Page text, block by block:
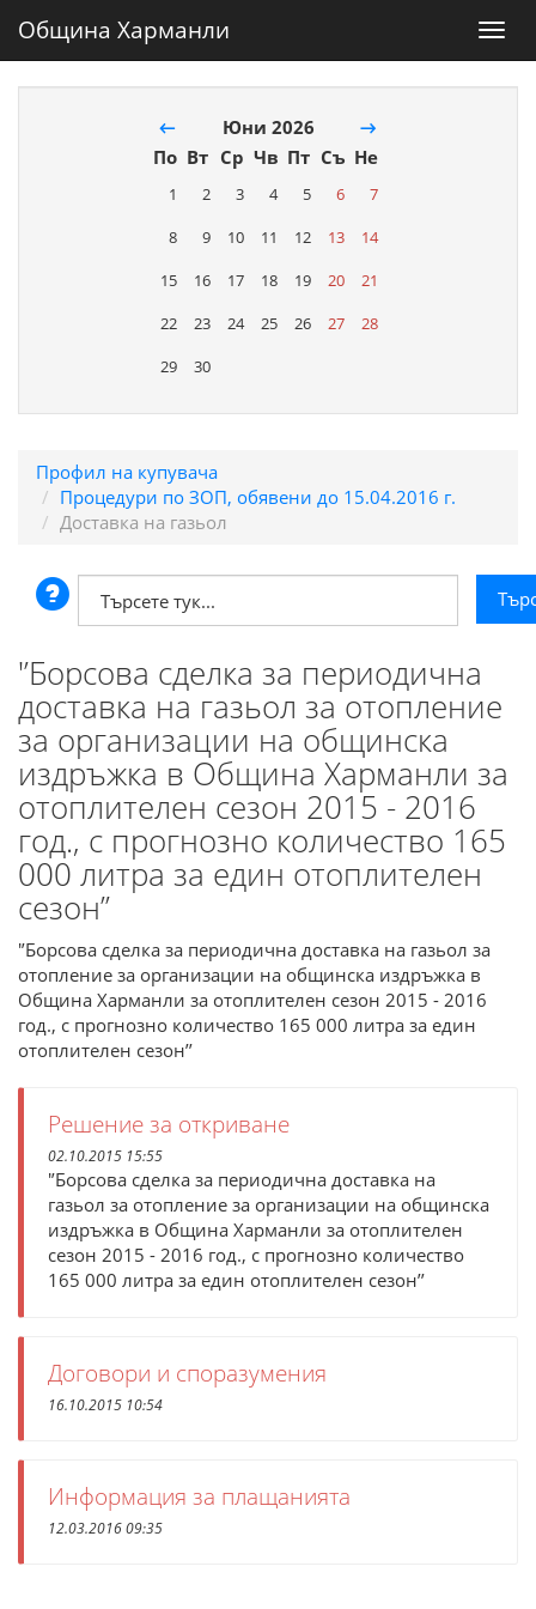
Община Харманли
← Юни 2026
→
По Вт Ср Чв Пт Съ Не
1 2 3 4 5 6
7
8
9 10 11 12 13
14
15
16 17 18 19 20
21
22
23 24 25 26 27
28
29
30
Профил на купувача
Процедури по ЗОП, обявени до 15.04.2016 г.
Доставка на газьол
'’Борсова сделка за периодична
доставка на газьол за отопление
за организации на общинска
издръжка в Община Харманли за
отоплителен сезон 2015 - 2016
год., с прогнозно количество 165
000 литра за един отоплителен
сезон’’
'’Борсова сделка за периодична доставка на газьол за
отопление за организации на общинска издръжка в
Община Харманли за отоплителен сезон 2015 - 2016
год., с прогнозно количество 165 000 литра за един
отоплителен сезон’’
Решение за откриване
02.10.2015 15:55
'’Борсова сделка за периодична доставка на
газьол за отопление за организации на общинска
издръжка в Община Харманли за отоплителен
сезон 2015 - 2016 год., с прогнозно количество
165 000 литра за един отоплителен сезон’’
Договори и споразумения
16.10.2015 10:54
Информация за плащанията
12.03.2016 09:35